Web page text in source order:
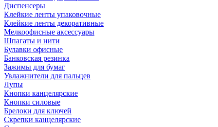
Диспенсеры
Клейкие ленты упаковочные
Клейкие ленты декоративные
Мелкоофисные аксессуары
Шпагаты и нити
Булавки офисные
Банковская резинка
Зажимы для бумаг
Увлажнители для пальцев
Лупы
Кнопки канцелярские
Кнопки силовые
Брелоки для ключей
Скрепки канцелярские